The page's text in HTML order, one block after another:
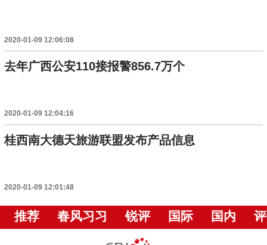
2020-01-09 12:06:08
去年广西公安110接报警856.7万个
2020-01-09 12:04:16
桂西南大德天旅游联盟发布产品信息
2020-01-09 12:01:48
推荐 春风习习 锐评 国际 国内